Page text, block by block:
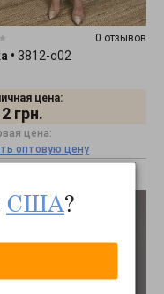
0 отзывов
• 3812-c02
цена:
грн.
цена:
оптовую цену
США?